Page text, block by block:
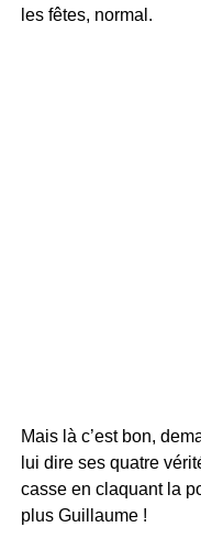
les fêtes, normal.
Mais là c’est bon,
lui dire ses quatre
casse en claquant la
plus Guillaume !